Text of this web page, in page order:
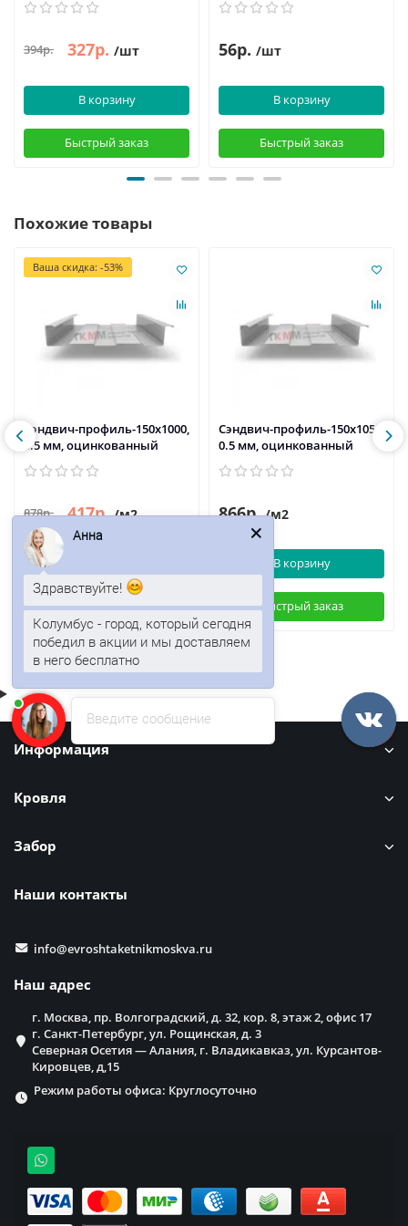
394р. 327р. /шт
В корзину
Быстрый заказ
56р. /шт
В корзину
Быстрый заказ
Похожие товары
Ваша скидка: -53%
Сэндвич-профиль-150х1000,
0.5 мм, оцинкованный
878р. 417р. /м2
Быстрый заказ
Сэндвич-профиль-150х1050,
0.5 мм, оцинкованный
866р. /м2
В корзину
Быстрый заказ
Информация
Кровля
Забор
Наши контакты
info@evroshtaketnikmoskva.ru
Наш адрес
г. Москва, пр. Волгоградский, д. 32, кор. 8, этаж 2, офис 17
г. Санкт-Петербург, ул. Рощинская, д. 3
Северная Осетия — Алания, г. Владикавказ, ул. Курсантов-
Кировцев, д,15
Режим работы офиса: Круглосуточно
Введите сообщение
Анна
Здравствуйте!
Колумбус - город, который сегодня
победил в акции и мы доставляем
в него бесплатно